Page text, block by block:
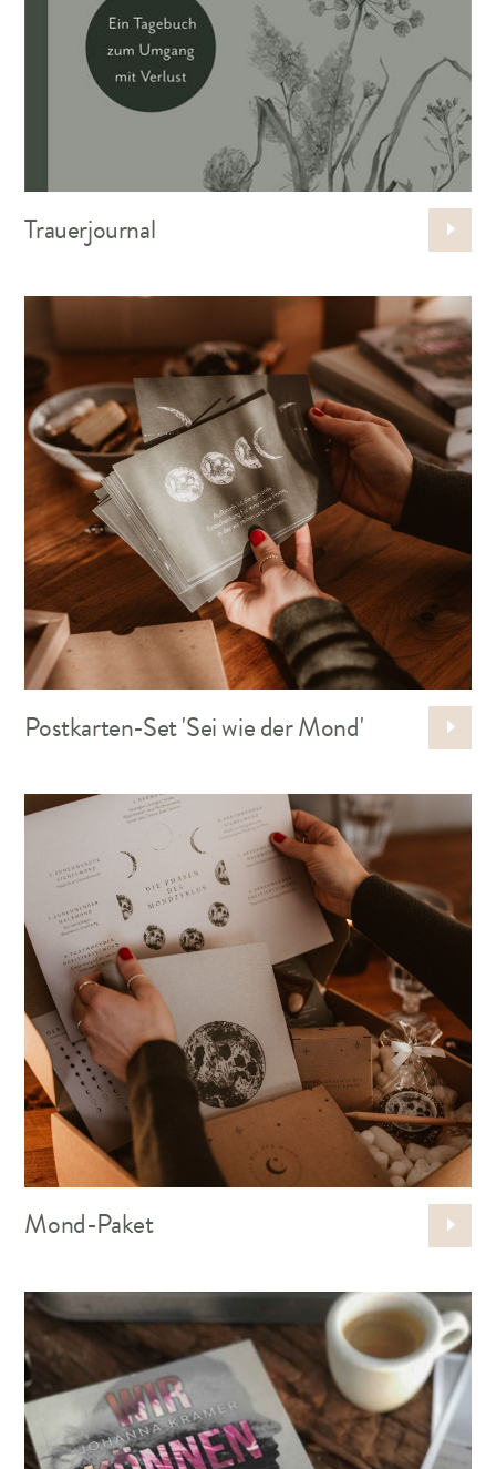
Trauerjournal
Postkarten-Set 'Sei wie der Mond'
Mond-Paket